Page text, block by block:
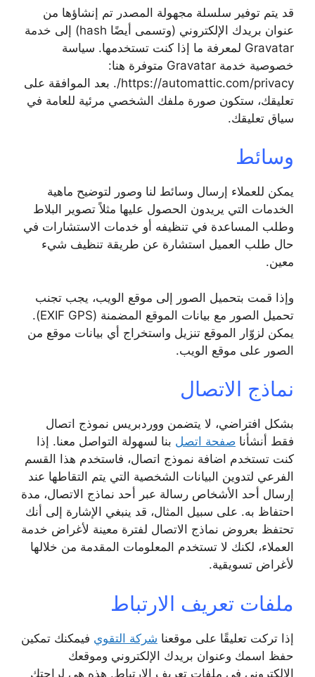
قد يتم توفير سلسلة مجهولة المصدر تم إنشاؤها من
عنوان بريدك الإلكتروني (وتسمى أيضًا hash) إلى خدمة
Gravatar لمعرفة ما إذا كنت تستخدمها. سياسة
خصوصية خدمة Gravatar متوفرة هنا:
https://automattic.com/privacy/. بعد الموافقة على
تعليقك، ستكون صورة ملفك الشخصي مرئية للعامة في
سياق تعليقك.
وسائط
يمكن للعملاء إرسال وسائط لنا وصور لتوضيح ماهية
الخدمات التي يريدون الحصول عليها مثلاً تصوير البلاط
وطلب المساعدة في تنظيفه أو خدمات الاستشارات في
حال طلب العميل استشارة عن طريقة تنظيف شيء
معين.
وإذا قمت بتحميل الصور إلى موقع الويب، يجب تجنب
تحميل الصور مع بيانات الموقع المضمنة (EXIF GPS).
يمكن لزوّار الموقع تنزيل واستخراج أي بيانات موقع من
الصور على موقع الويب.
نماذج الاتصال
بشكل افتراضي، لا يتضمن ووردبريس نموذج اتصال
فقط أنشأنا صفحة اتصل بنا لسهولة التواصل معنا. إذا
كنت تستخدم اضافة نموذج اتصال، فاستخدم هذا القسم
الفرعي لتدوين البيانات الشخصية التي يتم التقاطها عند
إرسال أحد الأشخاص رسالة عبر أحد نماذج الاتصال، مدة
احتفاظ به. على سبيل المثال، قد ينبغي الإشارة إلى أنك
تحتفظ بعروض نماذج الاتصال لفترة معينة لأغراض خدمة
العملاء، لكنك لا تستخدم المعلومات المقدمة من خلالها
لأغراض تسويقية.
ملفات تعريف الارتباط
إذا تركت تعليقًا على موقعنا شركة التقوي فيمكنك تمكين
حفظ اسمك وعنوان بريدك الإلكتروني وموقعك
الإلكتروني في ملفات تعريف الارتباط. هذه هي لراحتك